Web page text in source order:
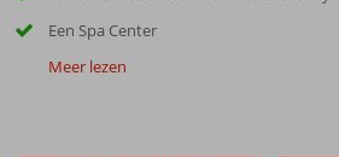
Een Spa Center
Meer lezen